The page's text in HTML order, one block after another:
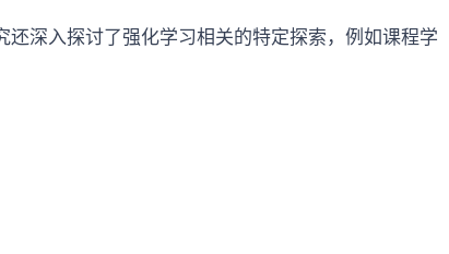
深入探讨了强化学习相关的特定探索，例如课程学